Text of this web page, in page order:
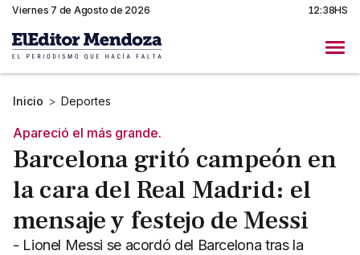
Viernes 7 de Agosto de 2026 12:38HS
Inicio > Deportes
Apareció el más grande.
Barcelona gritó campeón en
la cara del Real Madrid: el
mensaje y festejo de Messi
- Lionel Messi se acordó del Barcelona tras la